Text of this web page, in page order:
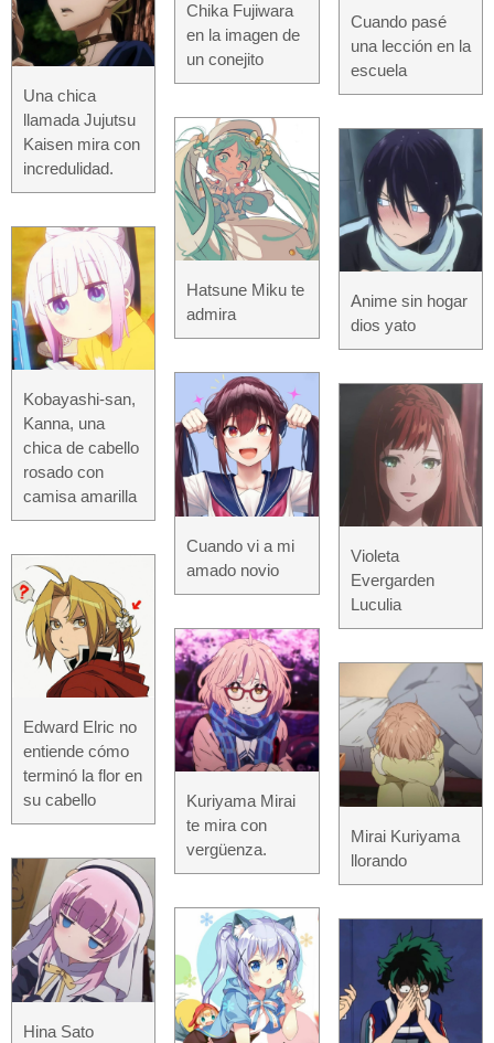
Una chica
llamada Jujutsu
Kaisen mira con
incredulidad.
Kobayashi-san,
Kanna, una
chica de cabello
rosado con
camisa amarilla
Edward Elric no
entiende cómo
terminó la flor en
su cabello
Hina Sato
Chika Fujiwara
en la imagen de
un conejito
Hatsune Miku te
admira
Cuando vi a mi
amado novio
Kuriyama Mirai
te mira con
vergüenza.
Cuando pasé
una lección en la
escuela
Anime sin hogar
dios yato
Violeta
Evergarden
Luculia
Mirai Kuriyama
llorando